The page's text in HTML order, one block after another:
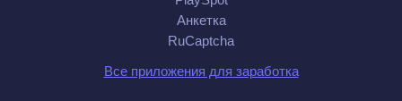
Анкетка
RuCaptcha
Все приложения для заработка